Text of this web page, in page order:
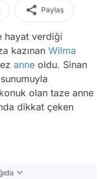
Paylaş
hayat verdiği
kazınan Wilma
anne oldu. Sinan
olan taze anne
dikkat çeken